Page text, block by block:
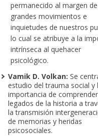
permanecido al margen
grandes movimientos e
inquietudes de nuestros
lo cual se atribuye a la
intrínseca al quehacer
psicológico.
Vamik D. Volkan: Se
estudio del trauma social y
importancia de
legados de la historia a
la transmisión
de memorias y heridas
psicosociales.